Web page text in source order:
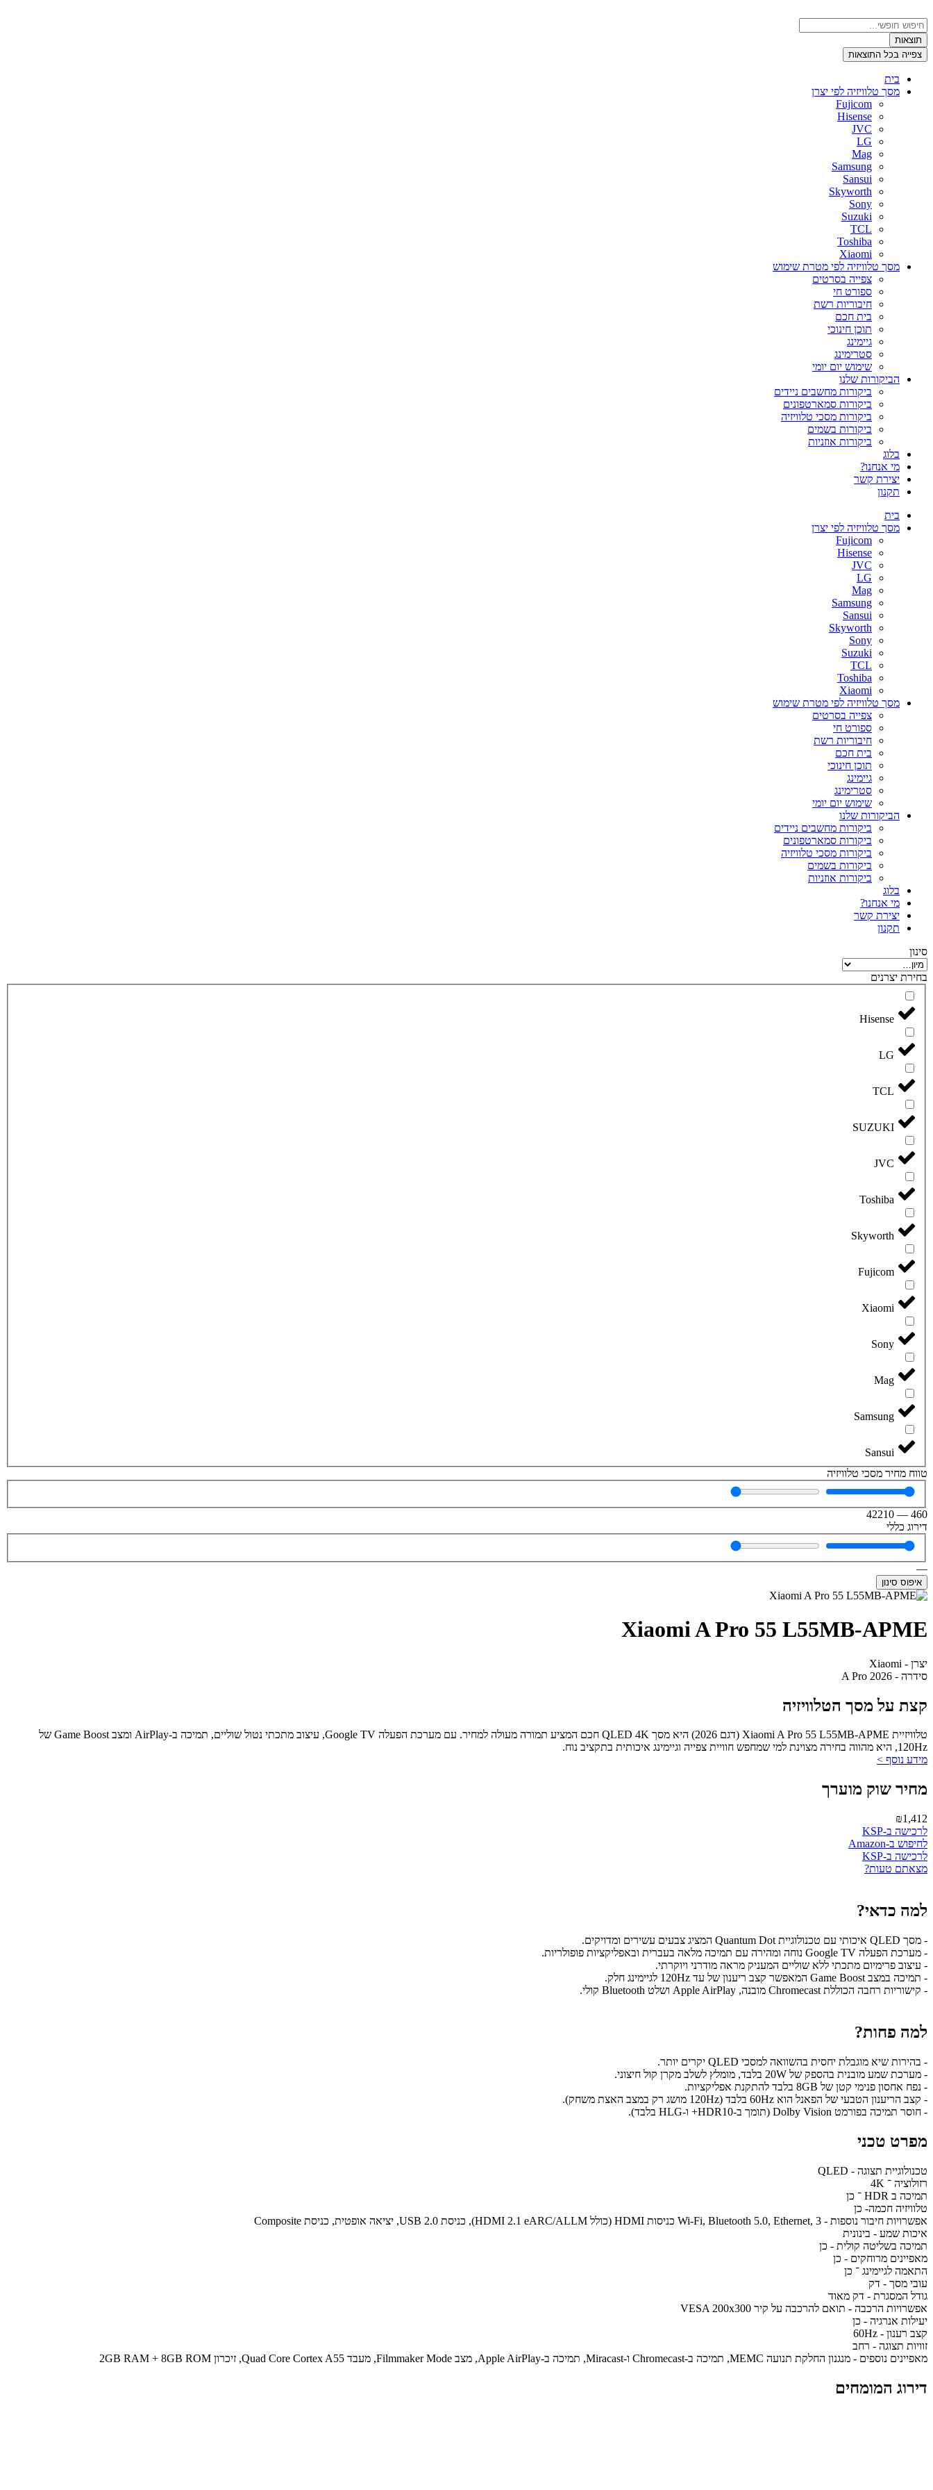
לתוכן
Search
...תוצאות
צפייה בכל התוצאות
בית
מסך טלוויזיה לפי יצרן
Fujicom
Hisense
JVC
LG
Mag
Samsung
Sansui
Skyworth
Sony
Suzuki
TCL
Toshiba
Xiaomi
מסך טלוויזיה לפי מטרת שימוש
צפייה בסרטים
ספורט חי
חיבוריות רשת
בית חכם
תוכן חינוכי
גיימינג
סטרימינג
שימוש יום יומי
הביקורות שלנו
ביקורות מחשבים ניידים
ביקורות סמארטפונים
ביקורות מסכי טלוויזיה
ביקורות בשמים
ביקורות אוזניות
בלוג
מי אנחנו?
יצירת קשר
תקנון
בית
מסך טלוויזיה לפי יצרן
Fujicom
Hisense
JVC
LG
Mag
Samsung
Sansui
Skyworth
Sony
Suzuki
TCL
Toshiba
Xiaomi
מסך טלוויזיה לפי מטרת שימוש
צפייה בסרטים
ספורט חי
חיבוריות רשת
בית חכם
תוכן חינוכי
גיימינג
סטרימינג
שימוש יום יומי
הביקורות שלנו
ביקורות מחשבים ניידים
ביקורות סמארטפונים
ביקורות מסכי טלוויזיה
ביקורות בשמים
ביקורות אוזניות
בלוג
מי אנחנו?
יצירת קשר
תקנון
סינון
בחירת יצרנים
Hisense
LG
TCL
SUZUKI
JVC
Toshiba
Skyworth
Fujicom
Xiaomi
Sony
Mag
Samsung
Sansui
טווח מחיר מסכי טלוויזיה
460
—
42210
דירוג כללי
—
איפוס סינון
Xiaomi A Pro 55 L55MB-APME
יצרן - Xiaomi
סידרה - A Pro 2026
קצת על מסך הטלוויזיה
טלוויזיית Xiaomi A Pro 55 L55MB-APME (דגם 2026) היא מסך QLED 4K חכם המציע תמורה מעולה למחיר. עם מערכת הפעלה Google TV, עיצוב מתכתי נטול שוליים, תמיכה ב-AirPlay ומצב Game Boost של
120Hz, היא מהווה בחירה מצוינת למי שמחפש חוויית צפייה וגיימינג איכותית בתקציב נוח.
מידע נוסף >
מחיר שוק מוערך
₪1,412
לרכישה ב-KSP
לחיפוש ב-Amazon
לרכישה ב-KSP
מצאתם טעות?
למה כדאי?
- מסך QLED איכותי עם טכנולוגיית Quantum Dot המציג צבעים עשירים ומדויקים.
- מערכת הפעלה Google TV נוחה ומהירה עם תמיכה מלאה בעברית ובאפליקציות פופולריות.
- עיצוב פרימיום מתכתי ללא שוליים המעניק מראה מודרני ויוקרתי.
- תמיכה במצב Game Boost המאפשר קצב ריענון של עד 120Hz לגיימינג חלק.
- קישוריות רחבה הכוללת Chromecast מובנה, Apple AirPlay ושלט Bluetooth קולי.
למה פחות?
- בהירות שיא מוגבלת יחסית בהשוואה למסכי QLED יקרים יותר.
- מערכת שמע מובנית בהספק של 20W בלבד, מומלץ לשלב מקרן קול חיצוני.
- נפח אחסון פנימי קטן של 8GB בלבד להתקנת אפליקציות.
- קצב הריענון הטבעי של הפאנל הוא 60Hz בלבד (120Hz מושג רק במצב האצת משחק).
- חוסר תמיכה בפורמט Dolby Vision (תומך ב-HDR10+ ו-HLG בלבד).
מפרט טכני
טכנולוגיית תצוגה - QLED
רזולוציה ־ 4K
תמיכה ב HDR ־ כן
טלוויזיה חכמה- כן
אפשרויות חיבור נוספות - Wi-Fi, Bluetooth 5.0, Ethernet, 3 כניסות HDMI (כולל HDMI 2.1 eARC/ALLM), כניסת USB 2.0, יציאה אופטית, כניסת Composite
איכות שמע - בינונית
תמיכה בשליטה קולית - כן
מאפיינים מרוחקים - כן
התאמה לגיימינג ־ כן
עובי מסך - דק
גודל המסגרת - דק מאוד
אפשרויות הרכבה - תואם להרכבה על קיר VESA 200x300
יעילות אנרגיה - כן
קצב רענון - 60Hz
זוויות תצוגה - רחב
מאפיינים נוספים - מנגנון החלקת תנועה MEMC, תמיכה ב-Chromecast ו-Miracast, תמיכה ב-Apple AirPlay, מצב Filmmaker Mode, מעבד Quad Core Cortex A55, זיכרון 2GB RAM + 8GB ROM
דירוג המומחים